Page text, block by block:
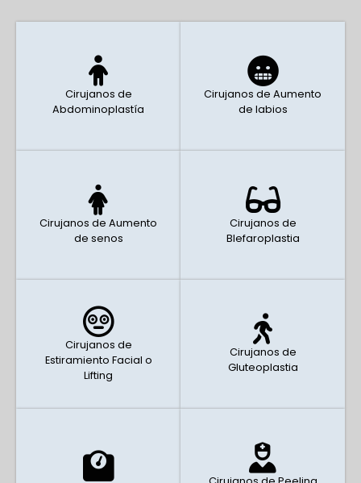
Cirujanos de
Abdominoplastía
Cirujanos de Aumento
de labios
Cirujanos de Aumento
de senos
Cirujanos de
Blefaroplastia
Cirujanos de
Estiramiento Facial o
Lifting
Cirujanos de
Gluteoplastia